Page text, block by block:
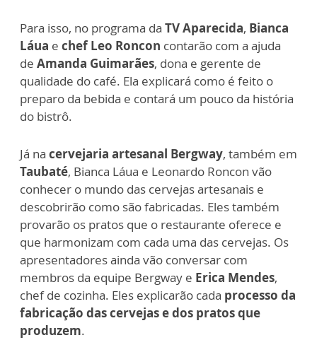
Para isso, no programa da TV Aparecida, Bianca
Láua e chef Leo Roncon contarão com a ajuda
de Amanda Guimarães, dona e gerente de
qualidade do café. Ela explicará como é feito o
preparo da bebida e contará um pouco da história
do bistrô.
Já na cervejaria artesanal Bergway, também em
Taubaté, Bianca Láua e Leonardo Roncon vão
conhecer o mundo das cervejas artesanais e
descobrirão como são fabricadas. Eles também
provarão os pratos que o restaurante oferece e
que harmonizam com cada uma das cervejas. Os
apresentadores ainda vão conversar com
membros da equipe Bergway e Erica Mendes,
chef de cozinha. Eles explicarão cada processo da
fabricação das cervejas e dos pratos que
produzem.